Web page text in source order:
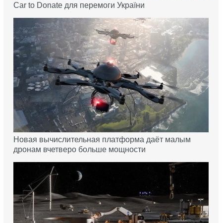
Car to Donate для перемоги України
Новая вычислительная платформа даёт малым
дронам вчетверо больше мощности